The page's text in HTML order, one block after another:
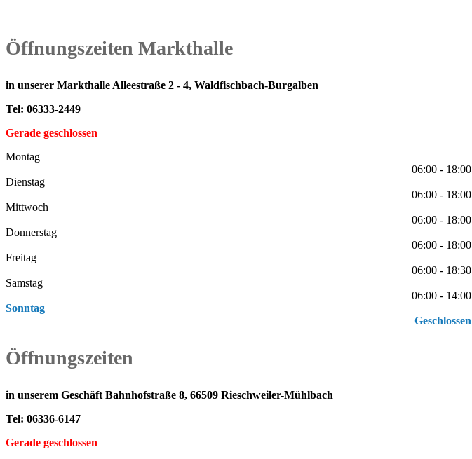
Öffnungszeiten Markthalle
in unserer Markthalle Alleestraße 2 - 4, Waldfischbach-Burgalben
Tel: 06333-2449
Gerade geschlossen
Montag
06:00 - 18:00
Dienstag
06:00 - 18:00
Mittwoch
06:00 - 18:00
Donnerstag
06:00 - 18:00
Freitag
06:00 - 18:30
Samstag
06:00 - 14:00
Sonntag
Geschlossen
Öffnungszeiten
in unserem Geschäft Bahnhofstraße 8, 66509 Rieschweiler-Mühlbach
Tel: 06336-6147
Gerade geschlossen